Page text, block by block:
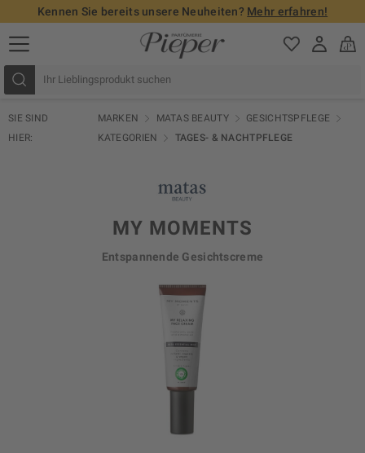
Kennen Sie bereits unsere Neuheiten? Mehr erfahren!
SIE SIND
HIER:
MARKEN MATAS BEAUTY
GESICHTSPFLEGE
KATEGORIEN
TAGES- & NACHTPFLEGE
MY MOMENTS
Entspannende Gesichtscreme